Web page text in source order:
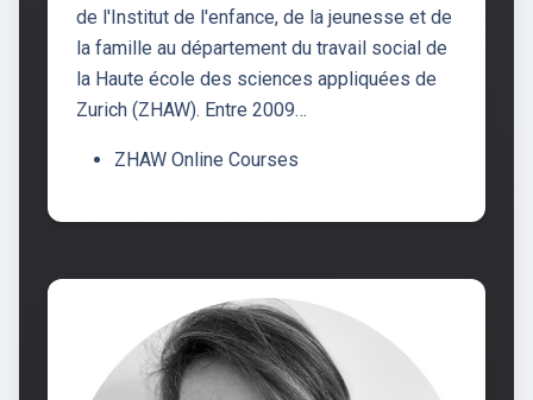
de l'Institut de l'enfance, de la jeunesse et de
la famille au département du travail social de
la Haute école des sciences appliquées de
Zurich (ZHAW). Entre 2009…
ZHAW Online Courses